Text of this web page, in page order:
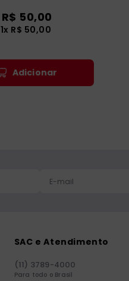
R$ 50,00
1x R$ 50,00
Adicionar
SAC e Atendimento
(11) 3789-4000
Para todo o Brasil